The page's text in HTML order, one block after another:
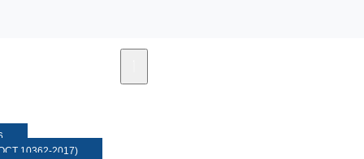
10362-2017)